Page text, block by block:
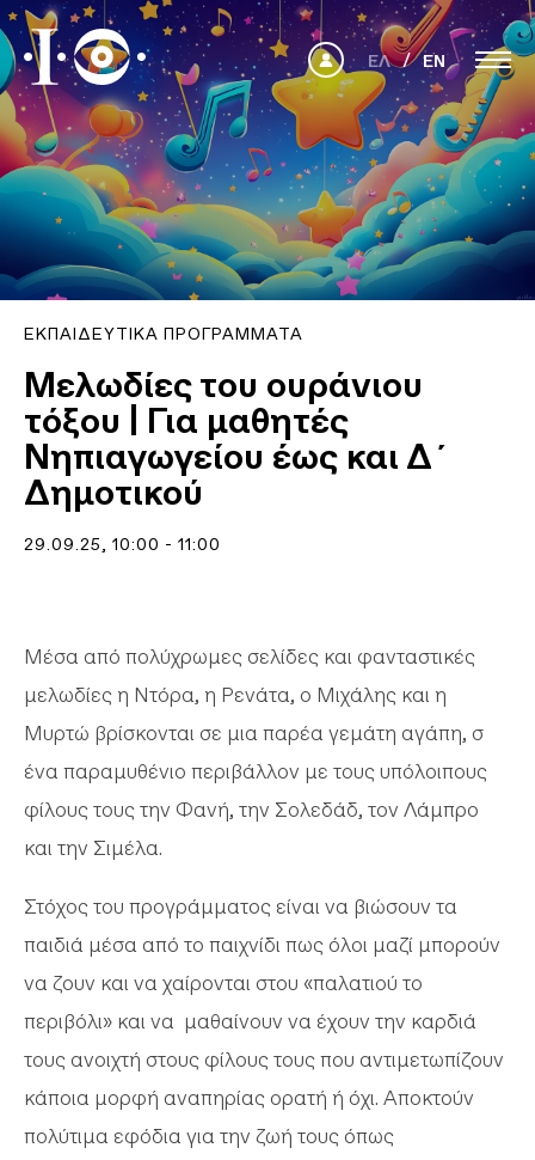
ΕΛ EN
ΕΚΠΑΙΔΕΥΤΙΚΆ ΠΡΟΓΡΆΜΜΑΤΑ
Μελωδίες του ουράνιου
τόξου | Για μαθητές
Νηπιαγωγείου έως και Δ΄
Δημοτικού
29.09.25 , 10:00 - 11:00
Μέσα από πολύχρωμες σελίδες και φανταστικές
μελωδίες η Ντόρα, η Ρενάτα, ο Μιχάλης και η
Μυρτώ βρίσκονται σε μια παρέα γεμάτη αγάπη, σ
ένα παραμυθένιο περιβάλλον με τους υπόλοιπους
φίλους τους την Φανή, την Σολεδάδ, τον Λάμπρο
και την Σιμέλα.
Στόχος του προγράμματος είναι να βιώσουν τα
παιδιά μέσα από το παιχνίδι πως όλοι μαζί μπορούν
να ζουν και να χαίρονται στου «παλατιού το
περιβόλι» και να μαθαίνουν να έχουν την καρδιά
τους ανοιχτή στους φίλους τους που αντιμετωπίζουν
κάποια μορφή αναπηρίας ορατή ή όχι. Αποκτούν
πολύτιμα εφόδια για την ζωή τους όπως